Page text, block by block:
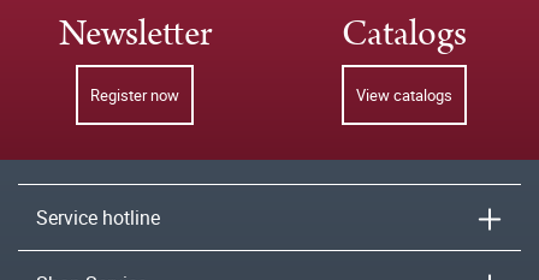
Newsletter
Register now
Catalogs
View catalogs
Service hotline